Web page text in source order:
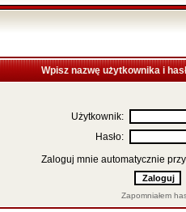
Wpisz nazwę użytkownika i
Użytkownik:
Hasło:
Zaloguj mnie automatycznie
Zapomniałem